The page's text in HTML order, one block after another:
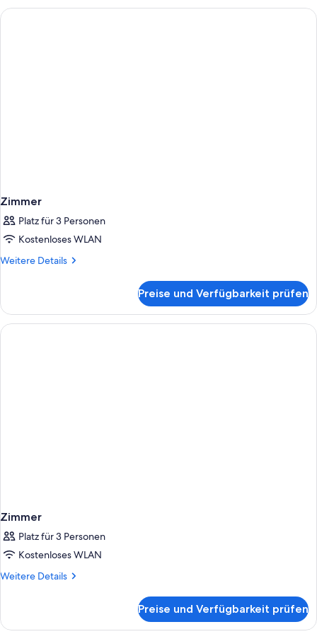
Zimmer
Platz für 3 Personen
Kostenloses WLAN
Weitere Details
Weitere
Preise und Verfügbarkeit prüfen
Zimmer
Platz für 3 Personen
Kostenloses WLAN
Weitere Details
Weitere
Preise und Verfügbarkeit prüfen